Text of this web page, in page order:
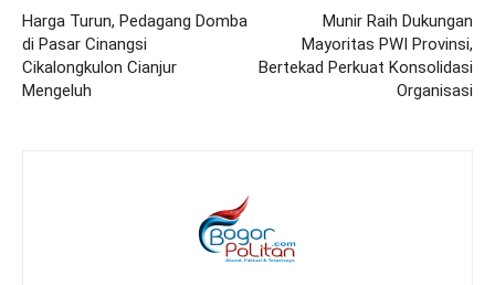
Harga Turun, Pedagang Domba
di Pasar Cinangsi
Cikalongkulon Cianjur
Mengeluh
Munir Raih Dukungan
Mayoritas PWI Provinsi,
Bertekad Perkuat Konsolidasi
Organisasi